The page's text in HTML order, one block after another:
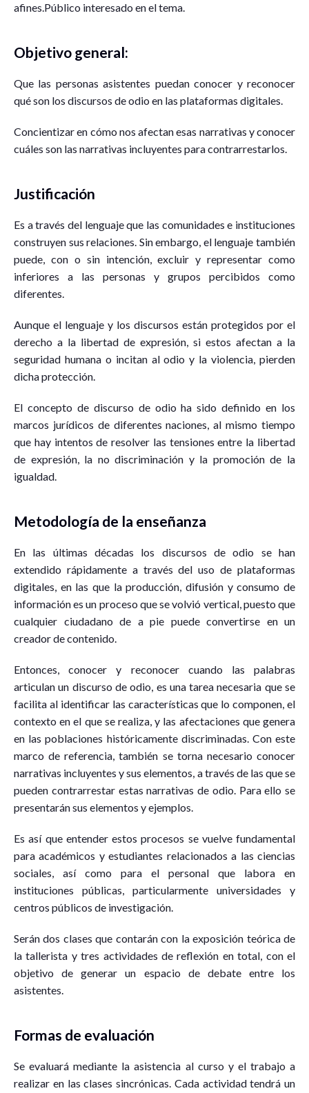
afines.Público interesado en el tema.
Objetivo general:
Que las personas asistentes puedan conocer y reconocer
qué son los discursos de odio en las plataformas digitales.
Concientizar en cómo nos afectan esas narrativas y conocer
cuáles son las narrativas incluyentes para contrarrestarlos.
Justificación
Es a través del lenguaje que las comunidades e instituciones
construyen sus relaciones. Sin embargo, el lenguaje también
puede, con o sin intención, excluir y representar como
inferiores a las personas y grupos percibidos como
diferentes.
Aunque el lenguaje y los discursos están protegidos por el
derecho a la libertad de expresión, si estos afectan a la
seguridad humana o incitan al odio y la violencia, pierden
dicha protección.
El concepto de discurso de odio ha sido definido en los
marcos jurídicos de diferentes naciones, al mismo tiempo
que hay intentos de resolver las tensiones entre la libertad
de expresión, la no discriminación y la promoción de la
igualdad.
Metodología de la enseñanza
En las últimas décadas los discursos de odio se han
extendido rápidamente a través del uso de plataformas
digitales, en las que la producción, difusión y consumo de
información es un proceso que se volvió vertical, puesto que
cualquier ciudadano de a pie puede convertirse en un
creador de contenido.
Entonces, conocer y reconocer cuando las palabras
articulan un discurso de odio, es una tarea necesaria que se
facilita al identificar las características que lo componen, el
contexto en el que se realiza, y las afectaciones que genera
en las poblaciones históricamente discriminadas. Con este
marco de referencia, también se torna necesario conocer
narrativas incluyentes y sus elementos, a través de las que se
pueden contrarrestar estas narrativas de odio. Para ello se
presentarán sus elementos y ejemplos.
Es así que entender estos procesos se vuelve fundamental
para académicos y estudiantes relacionados a las ciencias
sociales, así como para el personal que labora en
instituciones públicas, particularmente universidades y
centros públicos de investigación.
Serán dos clases que contarán con la exposición teórica de
la tallerista y tres actividades de reflexión en total, con el
objetivo de generar un espacio de debate entre los
asistentes.
Formas de evaluación
Se evaluará mediante la asistencia al curso y el trabajo a
realizar en las clases sincrónicas. Cada actividad tendrá un